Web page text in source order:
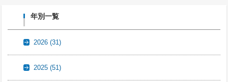
年別一覧
2026(31)
2025(51)